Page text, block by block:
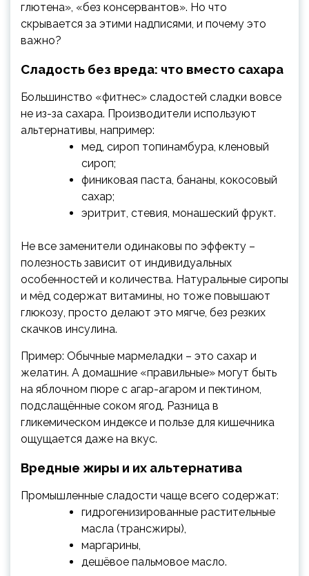
глютена», «без консервантов». Но что
скрывается за этими надписями, и почему это
важно?
Сладость без вреда: что вместо сахара
Большинство «фитнес» сладостей сладки вовсе
не из-за сахара. Производители используют
альтернативы, например:
мед, сироп топинамбура, кленовый
сироп;
финиковая паста, бананы, кокосовый
сахар;
эритрит, стевия, монашеский фрукт.
Не все заменители одинаковы по эффекту –
полезность зависит от индивидуальных
особенностей и количества. Натуральные сиропы
и мёд содержат витамины, но тоже повышают
глюкозу, просто делают это мягче, без резких
скачков инсулина.
Пример: Обычные мармеладки – это сахар и
желатин. А домашние «правильные» могут быть
на яблочном пюре с агар-агаром и пектином,
подслащённые соком ягод. Разница в
гликемическом индексе и пользе для кишечника
ощущается даже на вкус.
Вредные жиры и их альтернатива
Промышленные сладости чаще всего содержат:
гидрогенизированные растительные
масла (трансжиры),
маргарины,
дешёвое пальмовое масло.